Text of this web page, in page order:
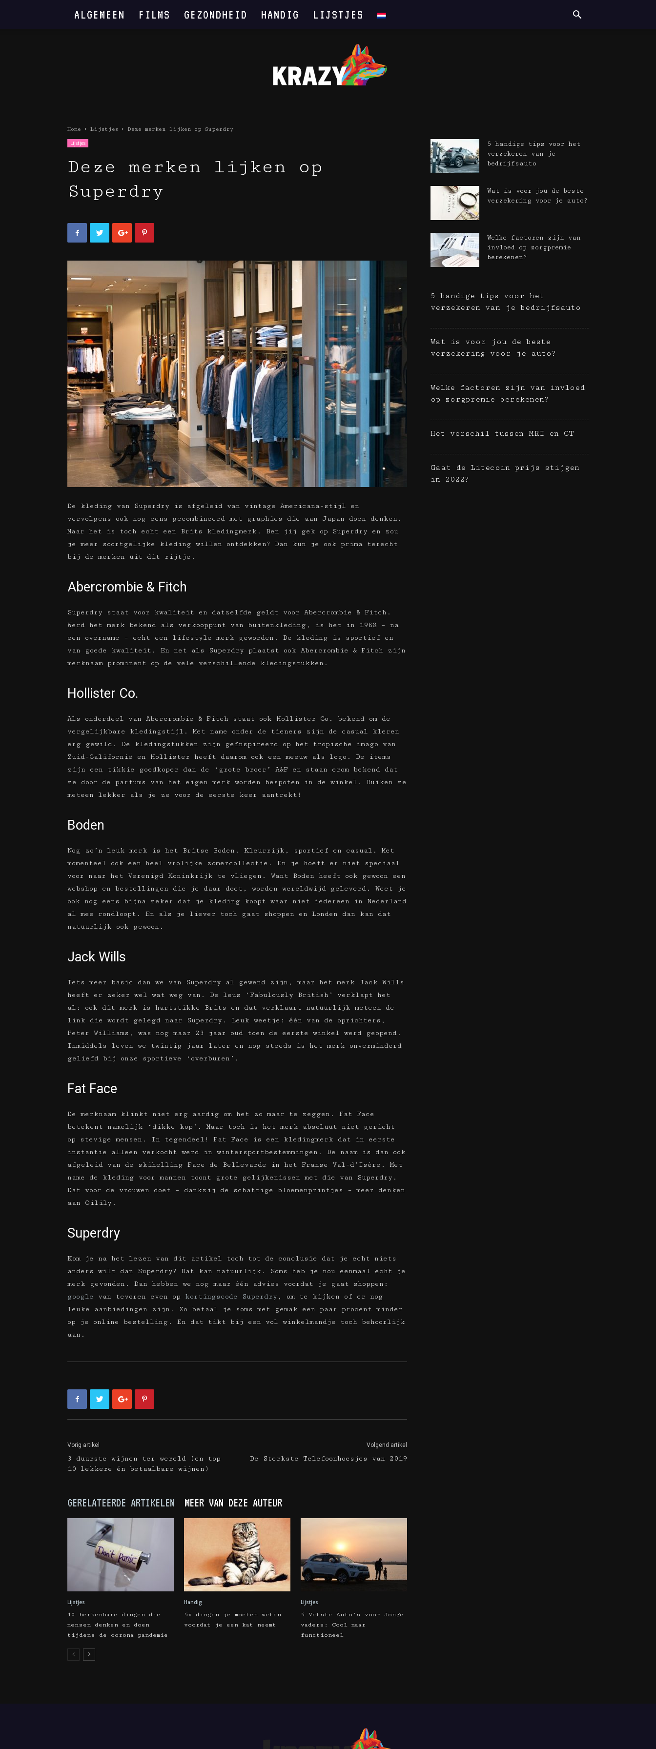
ALGEMEEN FILMS GEZONDHEID HANDIG LIJSTJES
Home Lijstjes Deze merken lijken op Superdry
Lijstjes
Deze merken lijken op
Superdry
De kleding van Superdry is afgeleid van vintage Americana-stijl en
vervolgens ook nog eens gecombineerd met graphics die aan Japan doen denken.
Maar het is toch echt een Brits kledingmerk. Ben jij gek op Superdry en zou
je meer soortgelijke kleding willen ontdekken? Dan kun je ook prima terecht
bij de merken uit dit rijtje.
Abercrombie & Fitch
Superdry staat voor kwaliteit en datzelfde geldt voor Abercrombie & Fitch.
Werd het merk bekend als verkooppunt van buitenkleding, is het in 1988 – na
een overname – echt een lifestyle merk geworden. De kleding is sportief en
van goede kwaliteit. En net als Superdry plaatst ook Abercrombie & Fitch zijn
merknaam prominent op de vele verschillende kledingstukken.
Hollister Co.
Als onderdeel van Abercrombie & Fitch staat ook Hollister Co. bekend om de
vergelijkbare kledingstijl. Met name onder de tieners zijn de casual kleren
erg gewild. De kledingstukken zijn geïnspireerd op het tropische imago van
Zuid-Californië en Hollister heeft daarom ook een meeuw als logo. De items
zijn een tikkie goedkoper dan de ‘grote broer’ A&F en staan erom bekend dat
ze door de parfums van het eigen merk worden bespoten in de winkel. Ruiken ze
meteen lekker als je ze voor de eerste keer aantrekt!
Boden
Nog zo’n leuk merk is het Britse Boden. Kleurrijk, sportief en casual. Met
momenteel ook een heel vrolijke zomercollectie. En je hoeft er niet speciaal
voor naar het Verenigd Koninkrijk te vliegen. Want Boden heeft ook gewoon een
webshop en bestellingen die je daar doet, worden wereldwijd geleverd. Weet je
ook nog eens bijna zeker dat je kleding koopt waar niet iedereen in Nederland
al mee rondloopt. En als je liever toch gaat shoppen en Londen dan kan dat
natuurlijk ook gewoon.
Jack Wills
Iets meer basic dan we van Superdry al gewend zijn, maar het merk Jack Wills
heeft er zeker wel wat weg van. De leus ‘Fabulously British’ verklapt het
al: ook dit merk is hartstikke Brits en dat verklaart natuurlijk meteen de
link die wordt gelegd naar Superdry. Leuk weetje: één van de oprichters,
Peter Williams, was nog maar 23 jaar oud toen de eerste winkel werd geopend.
Inmiddels leven we twintig jaar later en nog steeds is het merk onverminderd
geliefd bij onze sportieve ‘overburen’.
Fat Face
De merknaam klinkt niet erg aardig om het zo maar te zeggen. Fat Face
betekent namelijk ‘dikke kop’. Maar toch is het merk absoluut niet gericht
op stevige mensen. In tegendeel! Fat Face is een kledingmerk dat in eerste
instantie alleen verkocht werd in wintersportbestemmingen. De naam is dan ook
afgeleid van de skihelling Face de Bellevarde in het Franse Val-d’Isère. Met
name de kleding voor mannen toont grote gelijkenissen met die van Superdry.
Dat voor de vrouwen doet – dankzij de schattige bloemenprintjes – meer denken
aan Oilily.
Superdry
Kom je na het lezen van dit artikel toch tot de conclusie dat je echt niets
anders wilt dan Superdry? Dat kan natuurlijk. Soms heb je nou eenmaal echt je
merk gevonden. Dan hebben we nog maar één advies voordat je gaat shoppen:
google
van tevoren even op kortingscode Superdry , om te kijken of er nog
leuke aanbiedingen zijn. Zo betaal je soms met gemak een paar procent minder
op je online bestelling. En dat tikt bij een vol winkelmandje toch behoorlijk
aan.
Vorig artikel
3 duurste wijnen ter wereld (en top
10 lekkere én betaalbare wijnen)
Volgend artikel
De Sterkste Telefoonhoesjes van 2019
GERELATEERDE ARTIKELEN MEER VAN DEZE AUTEUR
Lijstjes
10 herkenbare dingen die
mensen denken en doen
tijdens de corona pandemie
Handig
5x dingen je moeten weten
voordat je een kat neemt
Lijstjes
5 Vetste Auto’s voor Jonge
vaders: Cool maar
functioneel
5 handige tips voor het
verzekeren van je
bedrijfsauto
Wat is voor jou de beste
verzekering voor je auto?
Welke factoren zijn van
invloed op zorgpremie
berekenen?
5 handige tips voor het
verzekeren van je bedrijfsauto
Wat is voor jou de beste
verzekering voor je auto?
Welke factoren zijn van invloed
op zorgpremie berekenen?
Het verschil tussen MRI en CT
Gaat de Litecoin prijs stijgen
in 2022?